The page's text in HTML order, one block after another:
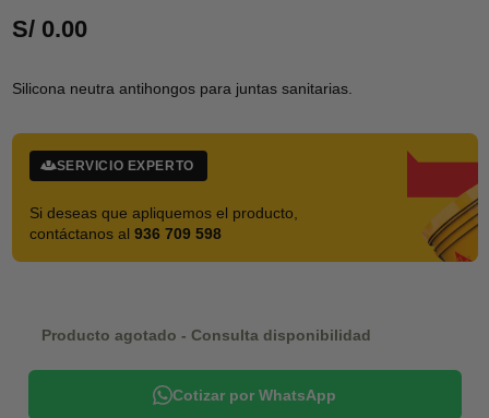
S/0.00
Silicona neutra antihongos para juntas sanitarias.
SERVICIO EXPERTO
Si deseas que apliquemos el producto,
contáctanos al 936 709 598
Producto agotado - Consulta disponibilidad
Cotizar por WhatsApp